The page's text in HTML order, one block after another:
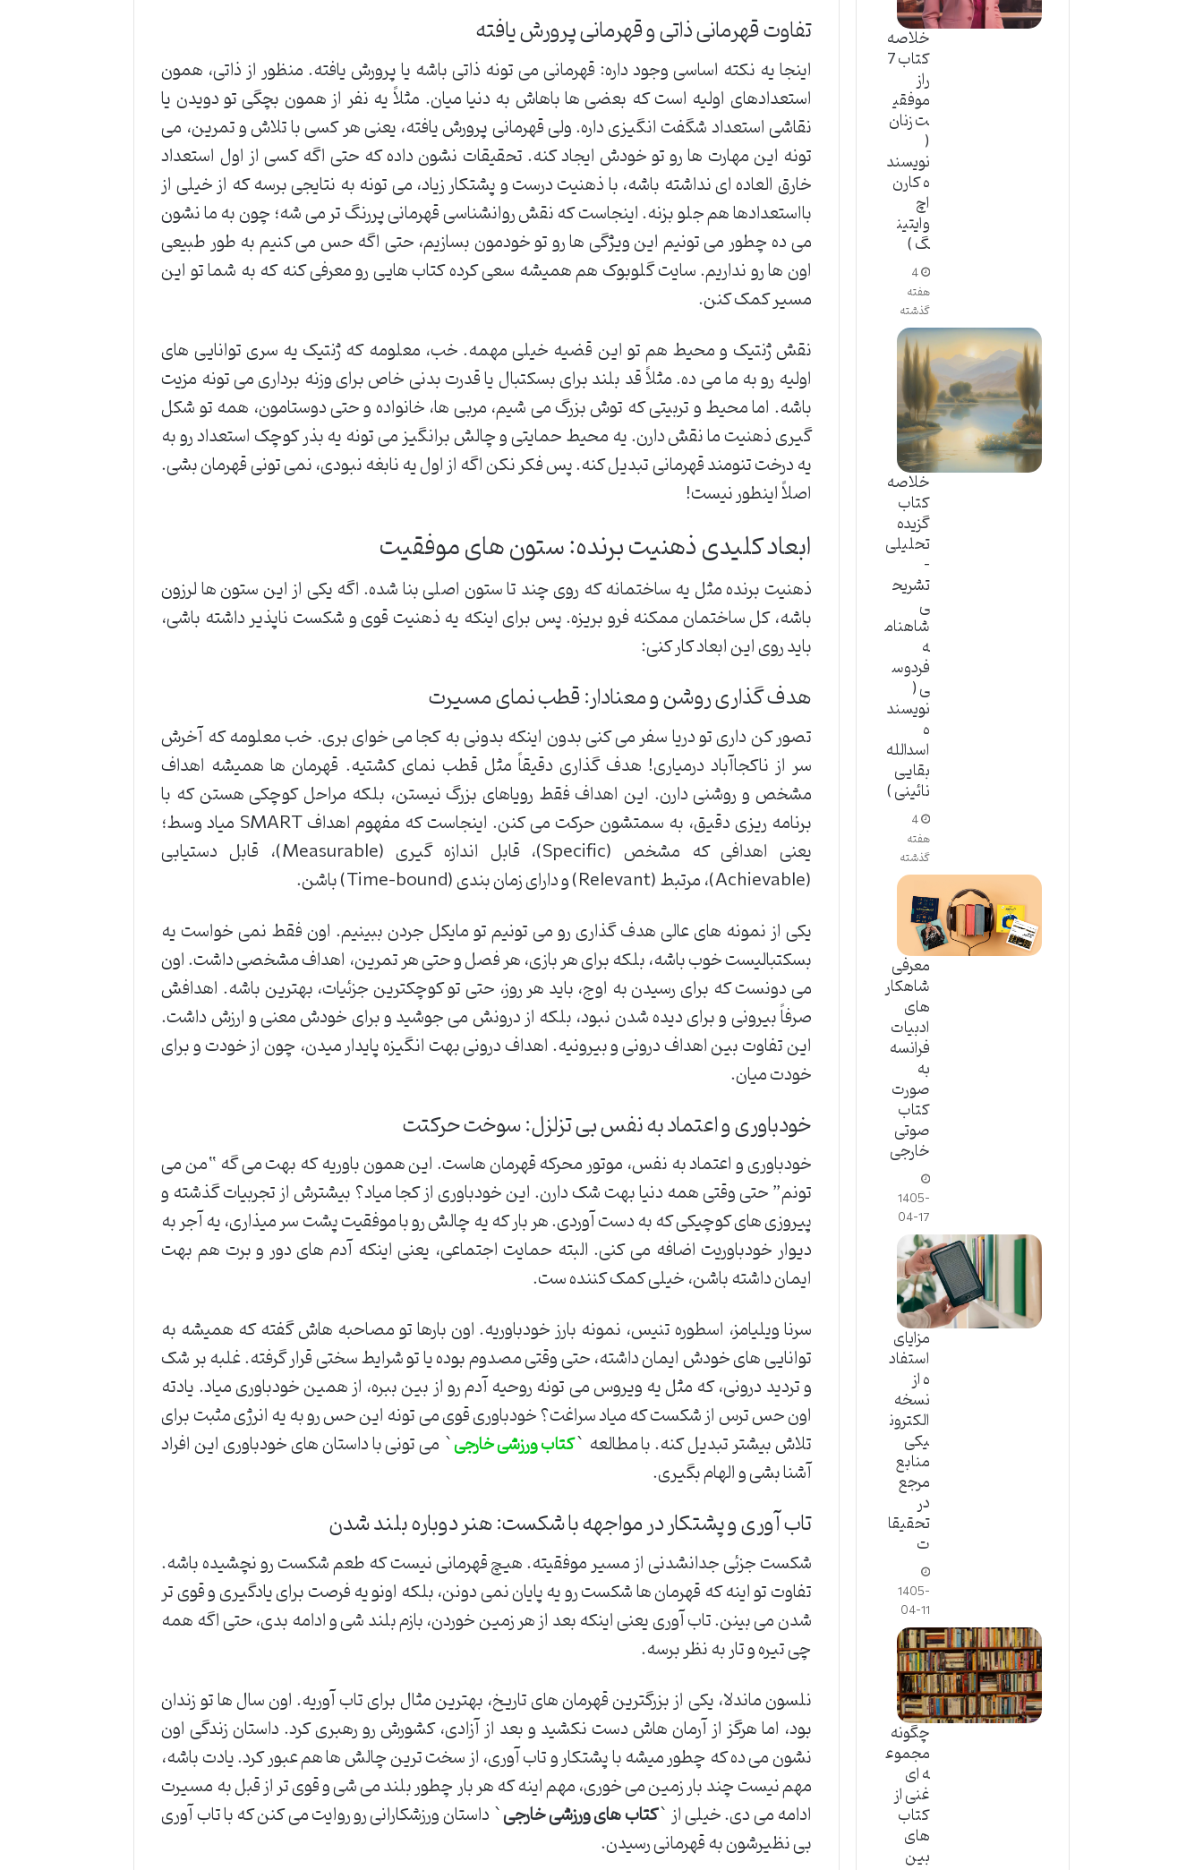
تفاوت قهرمانی ذاتی و قهرمانی پرورش یافته
اینجا یه نکته اساسی وجود داره: قهرمانی می تونه ذاتی باشه یا پرورش یافته. منظور از ذاتی، همون
استعدادهای اولیه است که بعضی ها باهاش به دنیا میان. مثلاً یه نفر از همون بچگی تو دویدن یا
نقاشی استعداد شگفت انگیزی داره. ولی قهرمانی پرورش یافته، یعنی هر کسی با تلاش و تمرین، می
تونه این مهارت ها رو تو خودش ایجاد کنه. تحقیقات نشون داده که حتی اگه کسی از اول استعداد
خارق العاده ای نداشته باشه، با ذهنیت درست و پشتکار زیاد، می تونه به نتایجی برسه که از خیلی از
بااستعدادها هم جلو بزنه. اینجاست که نقش روانشناسی قهرمانی پررنگ تر می شه؛ چون به ما نشون
می ده چطور می تونیم این ویژگی ها رو تو خودمون بسازیم، حتی اگه حس می کنیم به طور طبیعی
اون ها رو نداریم. سایت گلوبوک هم همیشه سعی کرده کتاب هایی رو معرفی کنه که به شما تو این
مسیر کمک کنن.
نقش ژنتیک و محیط هم تو این قضیه خیلی مهمه. خب، معلومه که ژنتیک یه سری توانایی های
اولیه رو به ما می ده. مثلاً قد بلند برای بسکتبال یا قدرت بدنی خاص برای وزنه برداری می تونه مزیت
باشه. اما محیط و تربیتی که توش بزرگ می شیم، مربی ها، خانواده و حتی دوستامون، همه تو شکل
گیری ذهنیت ما نقش دارن. یه محیط حمایتی و چالش برانگیز می تونه یه بذر کوچک استعداد رو به
یه درخت تنومند قهرمانی تبدیل کنه. پس فکر نکن اگه از اول یه نابغه نبودی، نمی تونی قهرمان بشی.
اصلاً اینطور نیست!
ابعاد کلیدی ذهنیت برنده: ستون های موفقیت
ذهنیت برنده مثل یه ساختمانه که روی چند تا ستون اصلی بنا شده. اگه یکی از این ستون ها لرزون
باشه، کل ساختمان ممکنه فرو بریزه. پس برای اینکه یه ذهنیت قوی و شکست ناپذیر داشته باشی،
باید روی این ابعاد کار کنی:
هدف گذاری روشن و معنادار: قطب نمای مسیرت
تصور کن داری تو دریا سفر می کنی بدون اینکه بدونی به کجا می خوای بری. خب معلومه که آخرش
سر از ناکجاآباد درمیاری! هدف گذاری دقیقاً مثل قطب نمای کشتیه. قهرمان ها همیشه اهداف
مشخص و روشنی دارن. این اهداف فقط رویاهای بزرگ نیستن، بلکه مراحل کوچکی هستن که با
برنامه ریزی دقیق، به سمتشون حرکت می کنن. اینجاست که مفهوم اهداف SMART میاد وسط؛
یعنی اهدافی که مشخص (Specific)، قابل اندازه گیری (Measurable)، قابل دستیابی
(Achievable)، مرتبط (Relevant) و دارای زمان بندی (Time-bound) باشن.
یکی از نمونه های عالی هدف گذاری رو می تونیم تو مایکل جردن ببینیم. اون فقط نمی خواست یه
بسکتبالیست خوب باشه، بلکه برای هر بازی، هر فصل و حتی هر تمرین، اهداف مشخصی داشت. اون
می دونست که برای رسیدن به اوج، باید هر روز، حتی تو کوچکترین جزئیات، بهترین باشه. اهدافش
صرفاً بیرونی و برای دیده شدن نبود، بلکه از درونش می جوشید و برای خودش معنی و ارزش داشت.
این تفاوت بین اهداف درونی و بیرونیه. اهداف درونی بهت انگیزه پایدار میدن، چون از خودت و برای
خودت میان.
خودباوری و اعتماد به نفس بی تزلزل: سوخت حرکتت
خودباوری و اعتماد به نفس، موتور محرکه قهرمان هاست. این همون باوریه که بهت می گه “من می
تونم” حتی وقتی همه دنیا بهت شک دارن. این خودباوری از کجا میاد؟ بیشترش از تجربیات گذشته و
پیروزی های کوچیکی که به دست آوردی. هر بار که یه چالش رو با موفقیت پشت سر میذاری، یه آجر به
دیوار خودباوریت اضافه می کنی. البته حمایت اجتماعی، یعنی اینکه آدم های دور و برت هم بهت
ایمان داشته باشن، خیلی کمک کننده ست.
سرنا ویلیامز، اسطوره تنیس، نمونه بارز خودباوریه. اون بارها تو مصاحبه هاش گفته که همیشه به
توانایی های خودش ایمان داشته، حتی وقتی مصدوم بوده یا تو شرایط سختی قرار گرفته. غلبه بر شک
و تردید درونی، که مثل یه ویروس می تونه روحیه آدم رو از بین ببره، از همین خودباوری میاد. یادته
اون حس ترس از شکست که میاد سراغت؟ خودباوری قوی می تونه این حس رو به یه انرژی مثبت برای
تلاش بیشتر تبدیل کنه. با مطالعه `کتاب ورزشی خارجی` می تونی با داستان های خودباوری این افراد
آشنا بشی و الهام بگیری.
تاب آوری و پشتکار در مواجهه با شکست: هنر دوباره بلند شدن
شکست جزئی جدانشدنی از مسیر موفقیته. هیچ قهرمانی نیست که طعم شکست رو نچشیده باشه.
تفاوت تو اینه که قهرمان ها شکست رو یه پایان نمی دونن، بلکه اونو یه فرصت برای یادگیری و قوی تر
شدن می بینن. تاب آوری یعنی اینکه بعد از هر زمین خوردن، بازم بلند شی و ادامه بدی، حتی اگه همه
چی تیره و تار به نظر برسه.
نلسون ماندلا، یکی از بزرگترین قهرمان های تاریخ، بهترین مثال برای تاب آوریه. اون سال ها تو زندان
بود، اما هرگز از آرمان هاش دست نکشید و بعد از آزادی، کشورش رو رهبری کرد. داستان زندگی اون
نشون می ده که چطور میشه با پشتکار و تاب آوری، از سخت ترین چالش ها هم عبور کرد. یادت باشه،
مهم نیست چند بار زمین می خوری، مهم اینه که هر بار چطور بلند می شی و قوی تر از قبل به مسیرت
ادامه می دی. خیلی از `کتاب های ورزشی خارجی` داستان ورزشکارانی رو روایت می کنن که با تاب آوری
بی نظیرشون به قهرمانی رسیدن.
خلاصه
کتاب 7
راز
موفقی
ت زنان
(
نویسند
ه کارن
اچ
وایتین
گ )
4
هفته
گذشته
خلاصه
کتاب
گزیده
تحلیلی
–
تشریح
ی
شاهنام
ه
فردوس
ی (
نویسند
ه
اسدالله
بقایی
نائینی )
4
هفته
گذشته
معرفی
شاهکار
های
ادبیات
فرانسه
به
صورت
کتاب
صوتی
خارجی
1405-
04-17
مزایای
استفاد
ه از
نسخه
الکترون
یکی
منابع
مرجع
در
تحقیقا
ت
1405-
04-11
چگونه
مجموع
ه ای
غنی از
کتاب
های
بین